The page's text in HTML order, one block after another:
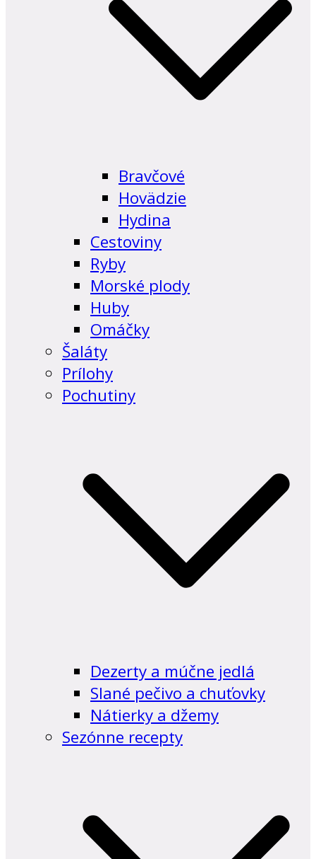
Bravčové
Hovädzie
Hydina
Cestoviny
Ryby
Morské plody
Huby
Omáčky
Šaláty
Prílohy
Pochutiny
Dezerty a múčne jedlá
Slané pečivo a chuťovky
Nátierky a džemy
Sezónne recepty